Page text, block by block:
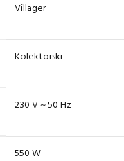
Villager
Kolektorski
230 V ~ 50 Hz
550 W